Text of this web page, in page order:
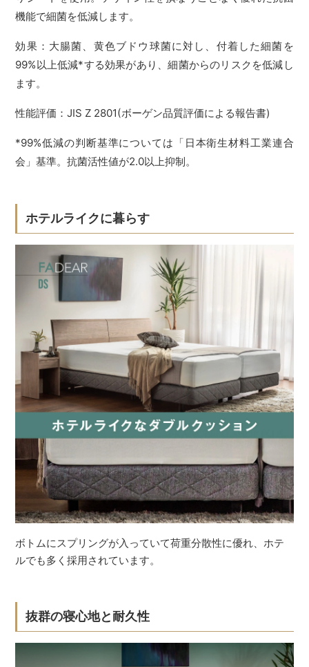
機能で細菌を低減します。
効果：大腸菌、黄色ブドウ球菌に対し、付着した細菌を
99%以上低減*する効果があり、細菌からのリスクを低減し
ます。
性能評価：JIS Z 2801(ボーゲン品質評価による報告書)
*99%低減の判断基準については「日本衛生材料工業連合
会」基準。抗菌活性値が2.0以上抑制。
ホテルライクに暮らす
ボトムにスプリングが入っていて荷重分散性に優れ、ホテ
ルでも多く採用されています。
抜群の寝心地と耐久性